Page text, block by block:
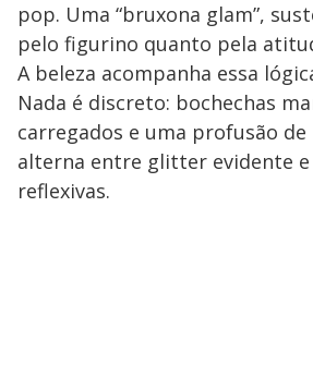
pop. Uma “bruxona glam”,
pelo figurino quanto pela
A beleza acompanha essa
Nada é discreto: bochechas
carregados e uma profusão
alterna entre glitter evidente
reflexivas.